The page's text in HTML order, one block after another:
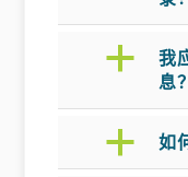
a
我
息？
a 如